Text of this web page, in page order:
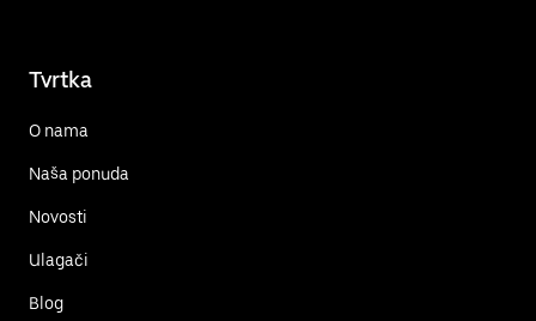
Tvrtka
O nama
Naša ponuda
Novosti
Ulagači
Blog